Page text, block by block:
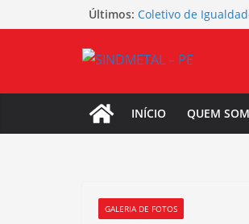
para
Últimos: Coletivo de
representatividade
Marque no
Seminário de
2026/2027 do
INÍCIO QUEM
GALERIA DE FOTOS